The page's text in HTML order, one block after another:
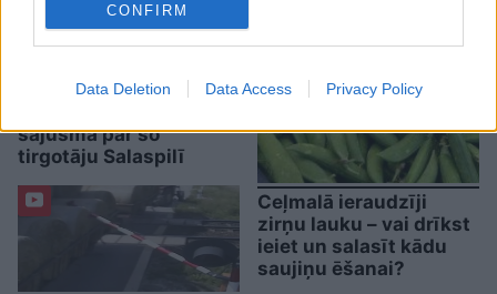
CONFIRM
Data Deletion Data Access Privacy Policy
arī tagad vajag!”
sajūsmā par šo
tirgotāju Salaspilī
Ceļmalā ieraudzīji
zirņu lauku – vai drīkst
ieiet un salasīt kādu
saujiņu ēšanai?